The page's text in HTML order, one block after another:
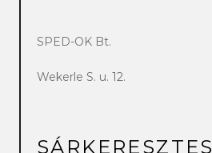
SPED-OK Bt.
Wekerle S. u. 12.
SÁRKERESZTES